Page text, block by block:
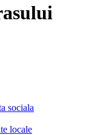
sociala
locale